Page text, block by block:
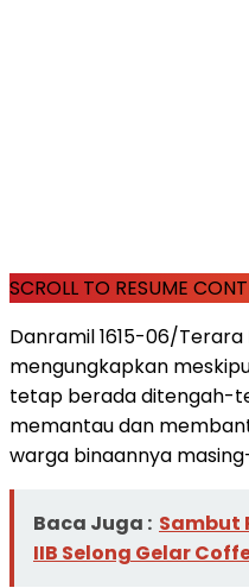
SCROLL TO RESUME
Danramil 1615-06/
mengungkapkan
tetap berada ditengah-
memantau dan
warga binaannya
Baca Juga : Sambut
IIB Selong Gelar